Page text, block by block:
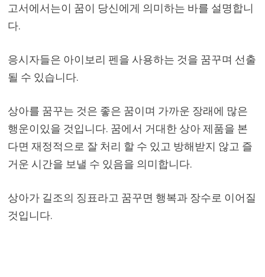
고서에서는이 꿈이 당신에게 의미하는 바를 설명합니
다.
응시자들은 아이보리 펜을 사용하는 것을 꿈꾸며 선출
될 수 있습니다.
상아를 꿈꾸는 것은 좋은 꿈이며 가까운 장래에 많은
행운이있을 것입니다. 꿈에서 거대한 상아 제품을 본
다면 재정적으로 잘 처리 할 수 ​​있고 방해받지 않고 즐
거운 시간을 보낼 수 있음을 의미합니다.
상아가 길조의 징표라고 꿈꾸면 행복과 장수로 이어질
것입니다.